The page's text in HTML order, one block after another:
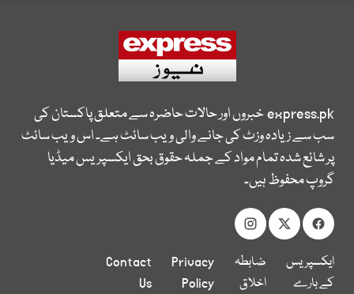
express.pkخبروں اور حالات حاضرہ سے متعلق پاکستان کی
سب سے زیادہ وزٹ کی جانے والی ویب سائٹ ہے۔ اس ویب سائٹ
پر شائع شدہ تمام مواد کے جملہ حقوق بحق ایکسپریس میڈیا
گروپ محفوظ ہیں۔
ایکسپریس
کے بارے
ضابطہ
اخلاق
Privacy
Policy
Contact
Us